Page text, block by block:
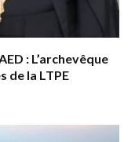
: L’archevêque
de la LTPE